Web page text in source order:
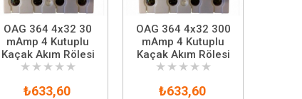
OAG 364 4x32 30
mAmp 4 Kutuplu
Kaçak Akım Rölesi
★ ★ ★ ★ ★
₺633,60
OAG 364 4x32 300
mAmp 4 Kutuplu
Kaçak Akım Rölesi
★ ★ ★ ★ ★
₺633,60